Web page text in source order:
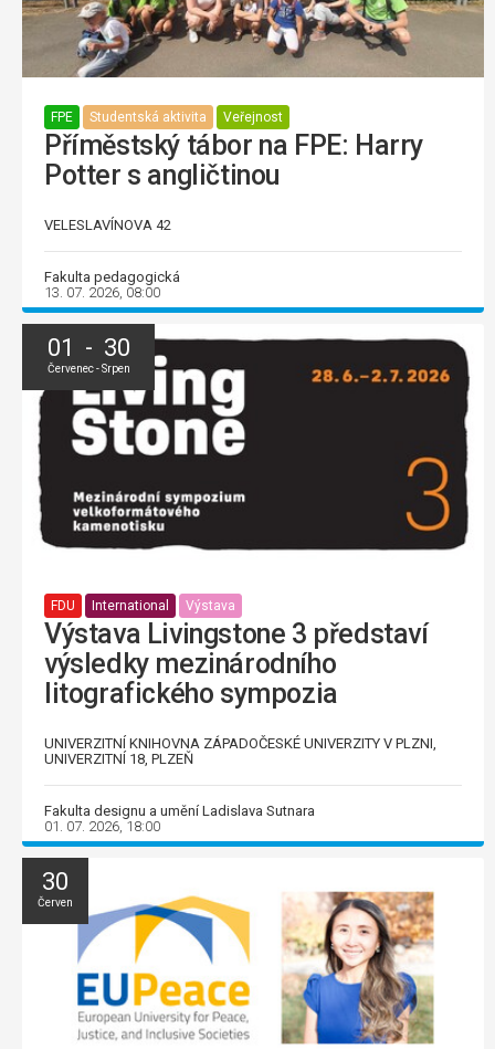
FPE Studentská aktivita Veřejnost
Příměstský tábor na FPE: Harry
Potter s angličtinou
VELESLAVÍNOVA 42
Fakulta pedagogická
13. 07. 2026, 08:00
01 - 30
Červenec - Srpen
FDU International Výstava
Výstava Livingstone 3 představí
výsledky mezinárodního
litografického sympozia
UNIVERZITNÍ KNIHOVNA ZÁPADOČESKÉ UNIVERZITY V PLZNI,
UNIVERZITNÍ 18, PLZEŇ
Fakulta designu a umění Ladislava Sutnara
01. 07. 2026, 18:00
30
Červen